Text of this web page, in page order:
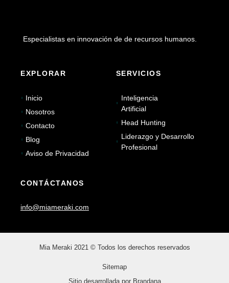
Especialistas en innovación de de recursos humanos.
EXPLORAR
Inicio
Nosotros
Contacto
Blog
Aviso de Privacidad
SERVICIOS
Inteligencia
Artificial
Head Hunting
Liderazgo y Desarrollo
Profesional
CONTÁCTANOS
info@miameraki.com
Mia Meraki 2021 © Todos los derechos reservados
Sitemap
Sitio desarrollada por Brandana